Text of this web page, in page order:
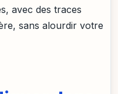
avec des traces
sans alourdir votre